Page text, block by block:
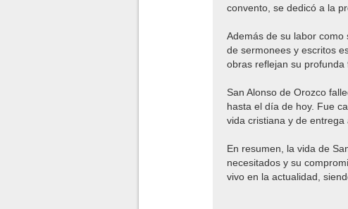
convento, se dedicó a la
Además de su labor
de sermonees y escritos
obras reflejan su profunda
San Alonso de Orozco
hasta el día de hoy. Fue
vida cristiana y de entrega
En resumen, la vida de
necesitados y su
vivo en la actualidad,